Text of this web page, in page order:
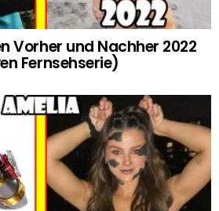
Vorher und Nachher 2022
Fernsehserie)